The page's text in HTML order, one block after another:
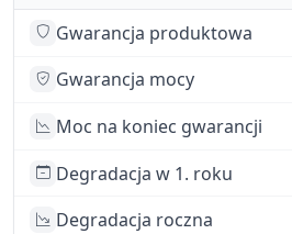
Gwarancja produktowa
Gwarancja mocy
Moc na koniec gwarancji
Degradacja w 1. roku
Degradacja roczna